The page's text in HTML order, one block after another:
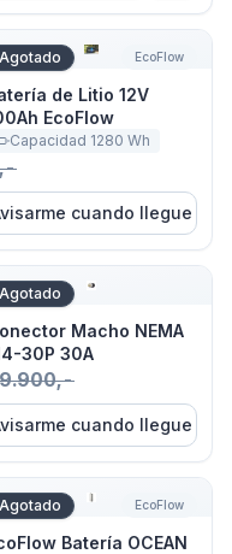
Ultra
de Litio 12V 100Ah
Agotado EcoFlow
de Litio 12V
EcoFlow
Capacidad 1280 Wh
cuando llegue
2 Nuevo Modelo
Macho NEMA
Agotado
Macho NEMA
30P 30A
cuando llegue
para EcoFlow Delta
Batería OCEAN
Agotado EcoFlow
Batería OCEAN